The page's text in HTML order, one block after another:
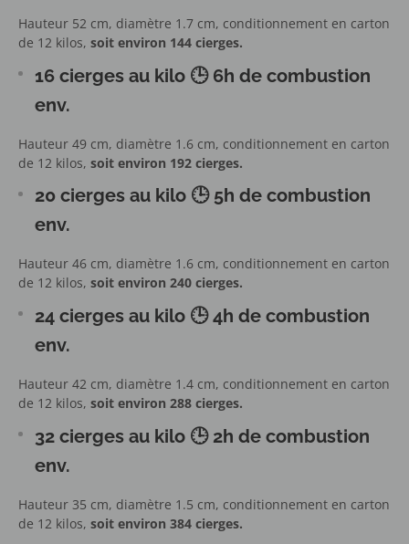
Hauteur 52 cm, diamètre 1.7 cm, conditionnement en carton
de 12 kilos, soit environ 144 cierges.
16 cierges au kilo 🕒 6h de combustion
env.
Hauteur 49 cm, diamètre 1.6 cm, conditionnement en carton
de 12 kilos, soit environ 192 cierges.
20 cierges au kilo 🕒 5h de combustion
env.
Hauteur 46 cm, diamètre 1.6 cm, conditionnement en carton
de 12 kilos, soit environ 240 cierges.
24 cierges au kilo 🕒4h de combustion
env.
Hauteur 42 cm, diamètre 1.4 cm, conditionnement en carton
de 12 kilos, soit environ 288 cierges.
32 cierges au kilo 🕒 2h de combustion
env.
Hauteur 35 cm, diamètre 1.5 cm, conditionnement en carton
de 12 kilos, soit environ 384 cierges.